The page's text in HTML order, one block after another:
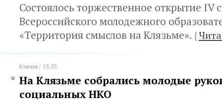
Состоялось торжественное открытие IV
Всероссийского молодежного
«Территория смыслов на Клязьме». {
8 июня / 13:33
На Клязьме собрались молодые
социальных НКО